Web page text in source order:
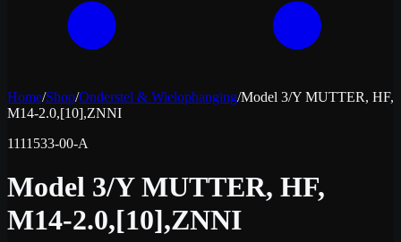
Home/Shop/Onderstel & Wielophanging/Model 3/Y MUTTER, HF,
M14-2.0,[10],ZNNI
1111533-00-A
Model 3/Y MUTTER, HF,
M14-2.0,[10],ZNNI